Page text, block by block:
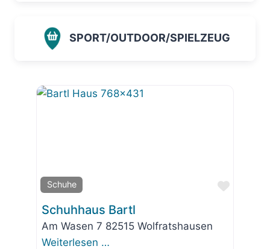
SPORT/OUTDOOR/SPIELZEUG
Schuhe
Favorit
Schuhhaus Bartl
Am Wasen 7 82515 Wolfratshausen
Weiterlesen …